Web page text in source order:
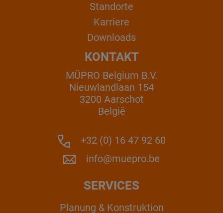
Standorte
Karriere
Downloads
KONTAKT
MÜPRO Belgium B.V.
Nieuwlandlaan 154
3200 Aarschot
België
+32 (0) 16 47 92 60
info@muepro.be
SERVICES
Planung & Konstruktion